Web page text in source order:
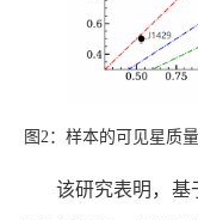
图2：样本的可见星质
该研究表明，基